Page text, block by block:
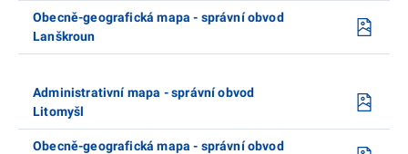
Obecně-geografická mapa - správní obvod
Lanškroun
Administrativní mapa - správní obvod
Litomyšl
Obecně-geografická mapa - správní obvod